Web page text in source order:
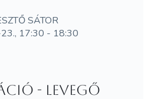
SÁTOR
17:30 - 18:30
- Levegő